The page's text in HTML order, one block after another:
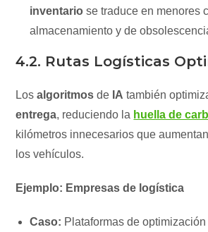
inventario se traduce en menores
almacenamiento y de
4.2. Rutas Logísticas
Losalgoritmosde IA también
entrega, reduciendo la huella de
kilómetros innecesarios que
los vehículos.
Ejemplo: Empresas de logística
Caso: Plataformas de